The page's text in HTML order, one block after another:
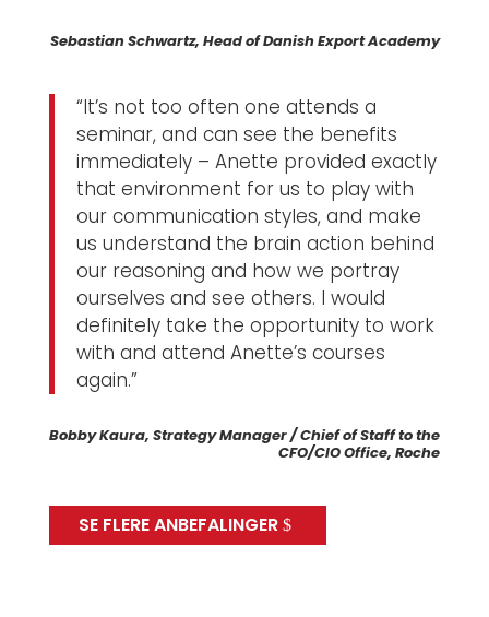
Sebastian Schwartz, Head of Danish Export Academy
“It’s not too often one attends a
seminar, and can see the benefits
immediately – Anette provided exactly
that environment for us to play with
our communication styles, and make
us understand the brain action behind
our reasoning and how we portray
ourselves and see others. I would
definitely take the opportunity to work
with and attend Anette’s courses
again.”
Bobby Kaura, Strategy Manager / Chief of Staff to the
CFO/CIO Office, Roche
SE FLERE ANBEFALINGER